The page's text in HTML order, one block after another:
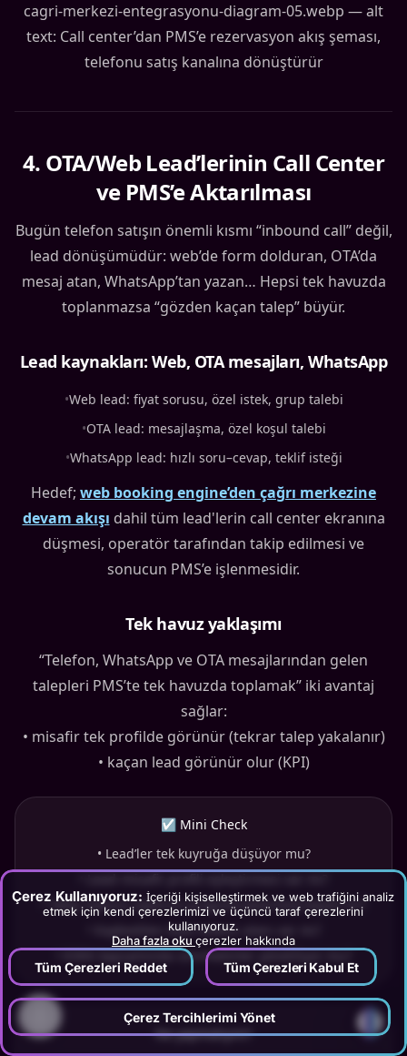
Çerez Kullanıyoruz: İçeriği kişiselleştirmek ve web trafiğini analiz
etmek için kendi çerezlerimizi ve üçüncü taraf çerezlerini
kullanıyoruz.
Daha fazla oku çerezler hakkında
Tüm Çerezleri Reddet Tüm Çerezleri Kabul Et
Çerez Tercihlerimi Yönet
cagri-merkezi-entegrasyonu-diagram-05.webp — alt
text: Call center’dan PMS’e rezervasyon akış şeması,
telefonu satış kanalına dönüştürür
4. OTA/Web Lead’lerinin Call Center
ve PMS’e Aktarılması
Bugün telefon satışın önemli kısmı “inbound call” değil,
lead dönüşümüdür: web’de form dolduran, OTA’da
mesaj atan, WhatsApp’tan yazan… Hepsi tek havuzda
toplanmazsa “gözden kaçan talep” büyür.
Lead kaynakları: Web, OTA mesajları, WhatsApp
•Web lead: fiyat sorusu, özel istek, grup talebi
•OTA lead: mesajlaşma, özel koşul talebi
•WhatsApp lead: hızlı soru–cevap, teklif isteği
Hedef; web booking engine’den çağrı merkezine
devam akışı dahil tüm lead'lerin call center ekranına
düşmesi, operatör tarafından takip edilmesi ve
sonucun PMS’e işlenmesidir.
Tek havuz yaklaşımı
“Telefon, WhatsApp ve OTA mesajlarından gelen
talepleri PMS’te tek havuzda toplamak” iki avantaj
sağlar:
• misafir tek profilde görünür (tekrar talep yakalanır)
• kaçan lead görünür olur (KPI)
☑ Mini Check
• Lead’ler tek kuyruğa düşüyor mu?
•Takip statüsü (open/in progress/won/lost) kayıtlı mı?
Kaybedilen lead nedeni alanı var mı?
•KVKK kapsamında izin/metinler yönetiliyor mu?
Ne yapmalıyım?
?